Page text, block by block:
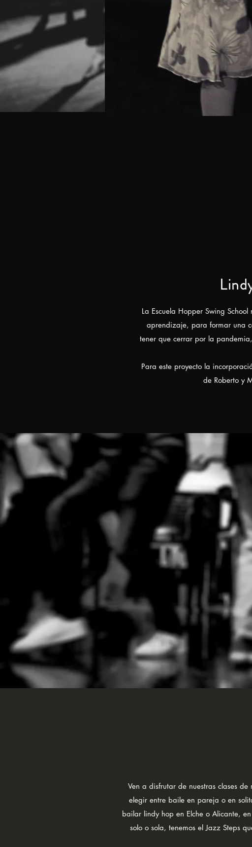
La Escuela Hopper Swing
aprendizaje, para formar una
tener que cerrar por la
Para este proyecto la
de Roberto y
Ven a disfrutar de nuestras clases
elegir entre baile en pareja o en
bailar lindy hop en Elche o Alicante,
solo o sola, tenemos el Jazz Steps